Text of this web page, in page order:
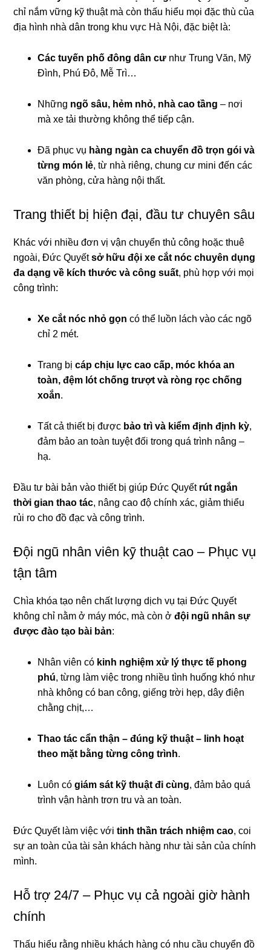
chỉ nắm vững kỹ thuật mà còn thấu hiểu mọi đặc thù của
địa hình nhà dân trong khu vực Hà Nội, đặc biệt là:
Các tuyến phố đông dân cư như Trung Văn, Mỹ
Đình, Phú Đô, Mễ Trì…
Những ngõ sâu, hẻm nhỏ, nhà cao tầng – nơi
mà xe tải thường không thể tiếp cận.
Đã phục vụ hàng ngàn ca chuyển đồ trọn gói và
từng món lẻ, từ nhà riêng, chung cư mini đến các
văn phòng, cửa hàng nội thất.
Trang thiết bị hiện đại, đầu tư chuyên sâu
Khác với nhiều đơn vị vận chuyển thủ công hoặc thuê
ngoài, Đức Quyếtsở hữu đội xe cắt nóc chuyên dụng
đa dạng về kích thước và công suất, phù hợp với mọi
công trình:
Xe cắt nóc nhỏ gọn có thể luồn lách vào các ngõ
chỉ 2 mét.
Trang bịcáp chịu lực cao cấp, móc khóa an
toàn, đệm lót chống trượt và ròng rọc chống
xoắn.
Tất cả thiết bị được bảo trì và kiểm định định kỳ,
đảm bảo an toàn tuyệt đối trong quá trình nâng –
hạ.
Đầu tư bài bản vào thiết bị giúp Đức Quyết rút ngắn
thời gian thao tác, nâng cao độ chính xác, giảm thiểu
rủi ro cho đồ đạc và công trình.
Đội ngũ nhân viên kỹ thuật cao – Phục vụ
tận tâm
Chìa khóa tạo nên chất lượng dịch vụ tại Đức Quyết
không chỉ nằm ở máy móc, mà còn ởđội ngũ nhân sự
được đào tạo bài bản:
Nhân viên có kinh nghiệm xử lý thực tế phong
phú, từng làm việc trong nhiều tình huống khó như
nhà không có ban công, giếng trời hẹp, dây điện
chằng chịt,…
Thao tác cẩn thận – đúng kỹ thuật – linh hoạt
theo mặt bằng từng công trình.
Luôn cógiám sát kỹ thuật đi cùng, đảm bảo quá
trình vận hành trơn tru và an toàn.
Đức Quyết làm việc vớitinh thần trách nhiệm cao, coi
sự an toàn của tài sản khách hàng như tài sản của chính
mình.
Hỗ trợ 24/7 – Phục vụ cả ngoài giờ hành
chính
Thấu hiểu rằng nhiều khách hàng có nhu cầu chuyển đồ